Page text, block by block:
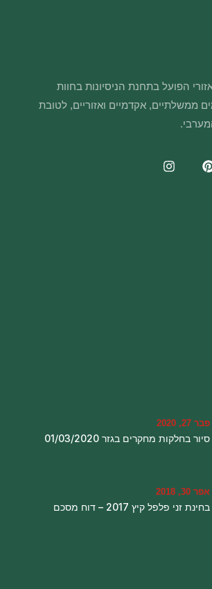
הפועל בתחנת הניסיונות בחוות
ממשלתיים, אקדמיים ואזוריים, לטובת
פבר 27, 2020
סיור בחלקות מחקרים בגזר 01/03/2020
אפר 30, 2018
בחינת זני פלפל קיץ 2017 – דוח מסכם